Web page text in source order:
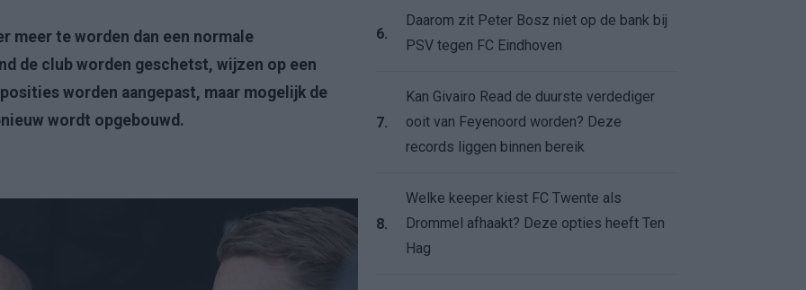
meer te worden dan een normale
de club worden geschetst, wijzen op een
worden aangepast, maar mogelijk de
wordt opgebouwd.
6.
Daarom zit Peter Bosz niet op de bank bij
PSV tegen FC Eindhoven
7.
Kan Givairo Read de duurste verdediger
ooit van Feyenoord worden? Deze
records liggen binnen bereik
8.
Welke keeper kiest FC Twente als
Drommel afhaakt? Deze opties heeft Ten
Hag